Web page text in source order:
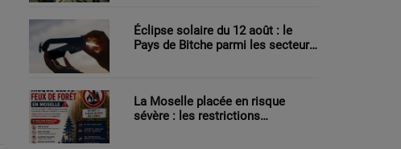
Éclipse solaire du 12 août : le
Pays de Bitche parmi les secteurs
La Moselle placée en risque
sévère : les restrictions